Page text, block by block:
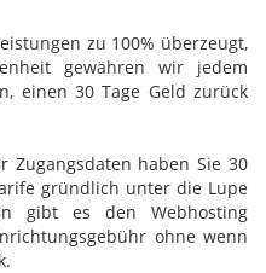
zu 100% überzeugt,
gewähren wir jedem
einen 30 Tage Geld zurück
haben Sie 30
gründlich unter die Lupe
gibt es den Webhosting
ohne wenn